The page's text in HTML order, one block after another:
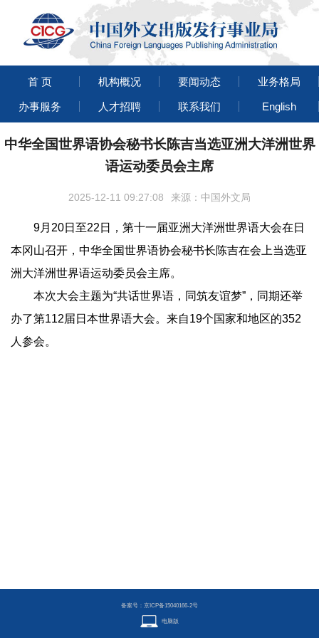
首 页 机构概况 要闻动态 业务格局
办事服务 人才招聘 联系我们 English
中华全国世界语协会秘书长陈吉当选亚洲大洋洲世界
语运动委员会主席
2025-12-11 09:27:08 来源：中国外文局
9月20日至22日，第十一届亚洲大洋洲世界语大会在日
本冈山召开，中华全国世界语协会秘书长陈吉在会上当选亚
洲大洋洲世界语运动委员会主席。
本次大会主题为“共话世界语，同筑友谊梦”，同期还举
办了第112届日本世界语大会。来自19个国家和地区的352
人参会。
备案号：京ICP备15040166-2号
电脑版